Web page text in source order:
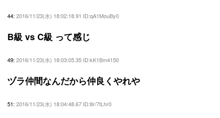
44: 2016/11/23(水) 18:02:18.91 ID:qA1MouBy0
B級 vs C級 って感じ
49: 2016/11/23(水) 18:03:05.35 ID:kK1Bm4150
ヅラ仲間なんだから仲良くやれや
51: 2016/11/23(水) 18:04:48.67 ID:8r/7tLhr0